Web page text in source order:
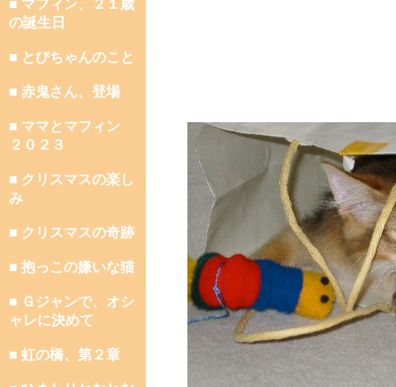
■ マフィン、２１歳
の誕生日
■ とびちゃんのこと
■ 赤鬼さん、登場
■ ママとマフィン
２０２３
■ クリスマスの楽し
み
■ クリスマスの奇跡
■ 抱っこの嫌いな猫
■ Ｇジャンで、オシ
ャレに決めて
■ 虹の橋、第２章